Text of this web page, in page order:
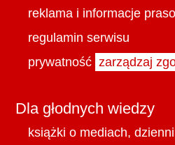
reklama i informacje
regulamin serwisu
prywatność zarządzaj
Dla głodnych wiedzy
książki o mediach,